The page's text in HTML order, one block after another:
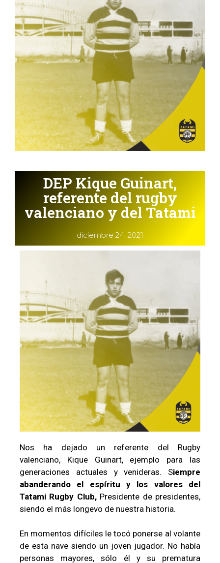
DEP Kique Guinart,
referente del rugby
valenciano y del Tatami
diciembre 24, 2021
Nos ha dejado un referente del Rugby
valenciano, Kique Guinart, ejemplo para las
generaciones actuales y venideras. Siempre
abanderando el espíritu y los valores del
Tatami Rugby Club,Presidente de presidentes,
siendo el más longevo de nuestra historia.
En momentos difíciles le tocó ponerse al volante
de esta nave siendo un joven jugador. No había
personas mayores, sólo él y su prematura